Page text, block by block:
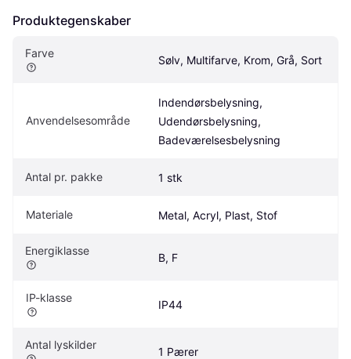
Produktegenskaber
Farve
Sølv, Multifarve, Krom, Grå, Sort
Anvendelsesområde
Indendørsbelysning,
Udendørsbelysning,
Badeværelsesbelysning
Antal pr. pakke 1 stk
Materiale Metal, Acryl, Plast, Stof
Energiklasse
B, F
IP-klasse
IP44
Antal lyskilder
1 Pærer